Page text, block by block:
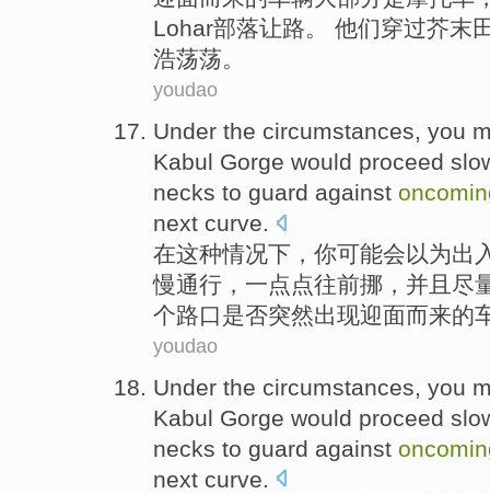
Lohar部落让路。 他们穿过芥末
浩荡荡。
youdao
Under the circumstances, you
Kabul Gorge would proceed
necks to guard against
next curve.
在这种情况下 ， 你可能会以为出
慢通行，一点点往前挪， 并且 尽
个路口是否突然出现迎面而来的
youdao
Under the circumstances you
Kabul Gorge would proceed
necks to guard against
next curve.